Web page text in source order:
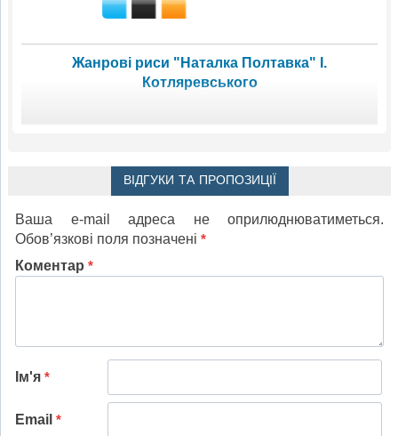
Жанрові риси "Наталка Полтавка" І.
Котляревського
ВІДГУКИ ТА ПРОПОЗИЦІЇ
Ваша e-mail адреса не оприлюднюватиметься.
Обов’язкові поля позначені *
Коментар *
Ім'я *
Email *